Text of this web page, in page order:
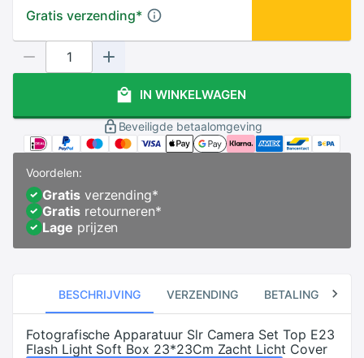
Gratis verzending*
IN WINKELWAGEN
Beveiligde betaalomgeving
Voordelen:
Gratisverzending*
Gratisretourneren*
Lage prijzen
BESCHRIJVING VERZENDING BETALING
Fotografische Apparatuur Slr Camera Set Top E23
Flash Light Soft Box 23*23Cm Zacht Licht Cover